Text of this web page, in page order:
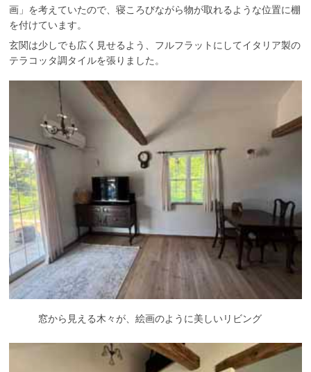
画」を考えていたので、寝ころびながら物が取れるような位置に棚
を付けています。
玄関は少しでも広く見せるよう、フルフラットにしてイタリア製の
テラコッタ調タイルを張りました。
窓から見える木々が、絵画のように美しいリビング